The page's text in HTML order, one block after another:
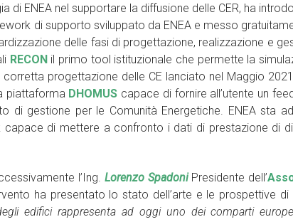
di ENEA nel supportare la diffusione delle CER, ha
di supporto sviluppato da ENEA e messo
delle fasi di progettazione, realizzazione e
RECONil primo tool istituzionale che permette la
progettazione delle CE lanciato nel Maggio
piattaforma DHOMUS capace di fornire all’utente un
gestione per le Comunità Energetiche. ENEA sta
di mettere a confronto i dati di prestazione di
l’Ing. Lorenzo SpadoniPresidente dell’
ha presentato lo stato dell’arte e le prospettive
edifici rappresenta ad oggi uno dei comparti